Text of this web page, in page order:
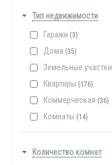
Тип недвижимости
Гаражи (3)
Дома (35)
Земельные участки
Квартиры (176)
Коммерческая (36)
Комнаты (14)
Количество комнат